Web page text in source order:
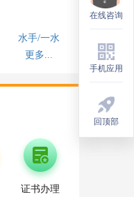
水手/一水
更多...
证书办理
在线咨询
手机应用
回顶部
在线咨询
手机应用
回顶部